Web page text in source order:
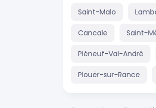
Saint-Malo
Cancale Saint-
Pléneuf-Val-André
Plouër-sur-Rance